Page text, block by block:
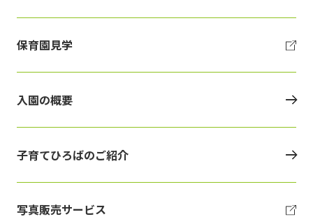
保育園見学
入園の概要
子育てひろばのご紹介
写真販売サービス